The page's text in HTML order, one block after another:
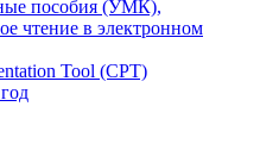
пособия (УМК),
чтение в электронном
Tool (CPT)